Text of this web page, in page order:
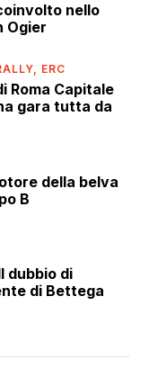
nello
Ogier
ERC
Roma Capitale
gara tutta da
della belva
B
dubbio di
di Bettega